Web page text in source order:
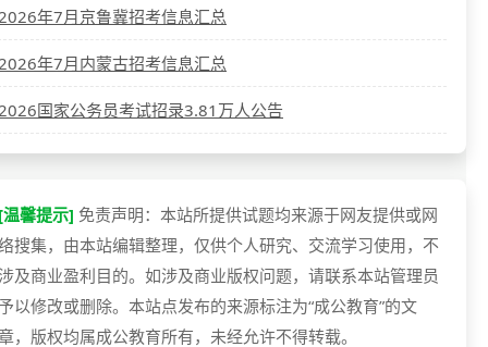
年7月京鲁冀招考信息汇总
年7月内蒙古招考信息汇总
国家公务员考试招录3.81万人公告
馨提示] 免责声明：本站所提供试题均来源于网友提供或网
搜集，由本站编辑整理，仅供个人研究、交流学习使用，不
及商业盈利目的。如涉及商业版权问题，请联系本站管理员
以修改或删除。本站点发布的来源标注为“成公教育”的文
，版权均属成公教育所有，未经允许不得转载。